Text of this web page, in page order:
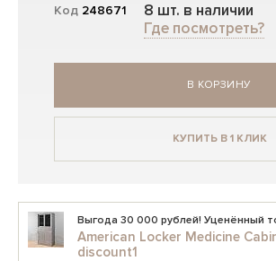
Код 248671
8 шт. в наличии
Где посмотреть?
В КОРЗИНУ
КУПИТЬ В 1 КЛИК
Выгода 30 000 рублей! Уценённый
American Locker Medicine
discount1